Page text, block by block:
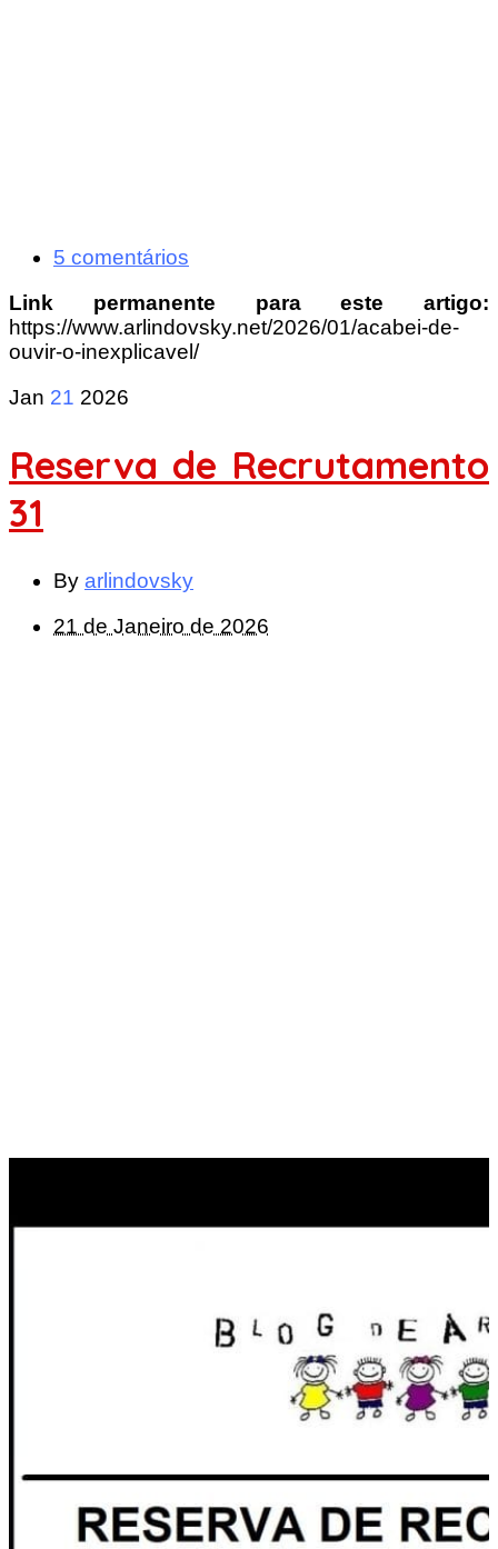
5 comentários
Link permanente para este artigo:
https://www.arlindovsky.net/2026/01/acabei-de-
ouvir-o-inexplicavel/
Jan 21 2026
Reserva de Recrutamento
31
By arlindovsky
21 de Janeiro de 2026